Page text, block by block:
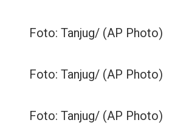
Foto: Tanjug/ (AP Photo)
Foto: Tanjug/ (AP Photo)
Foto: Tanjug/ (AP Photo)